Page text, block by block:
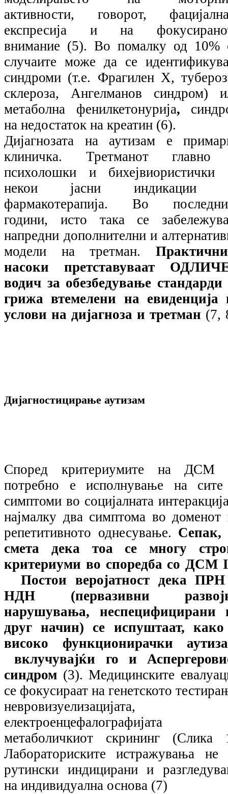
активности, говорот,
експресија и на
внимание (5). Во помалку од 10%
случаите може да се
синдроми (т.е. Фрагилен Х,
склероза, Ангелманов синдром)
метаболна фенилкетонурија,
на недостаток на креатин (6).
Дијагнозата на аутизам е
клиничка. Третманот
психолошки и бихејвиористички
некои јасни индикации
фармакотерапија. Во
години, исто така се
напредни дополнителни и
модели на третман.
насоки претставуваат
водич за обезбедување стандарди
грижа втемелени на евиденција
услови на дијагноза и третман (7,
Дијагностицирање аутизам
Според критериумите на ДСМ
потребно е исполнување на
симптоми во социјалната
најмалку два симптома во доменот
репетитивното однесување. Сепак,
смета дека тоа се многу
критериуми во споредба со ДСМ
Постои веројатност дека
НДН (первазивни
нарушувања, неспецифицирани
друг начин) се испуштаат,
високо функционирачки
вклучувајќи го и
синдром (3). Медицинските
се фокусираат на генетското
невровизуелизацијата,
метаболичкиот скрининг (Слика
Лабораториските истражувања не
рутински индицирани и
на индивидуална основа (7)